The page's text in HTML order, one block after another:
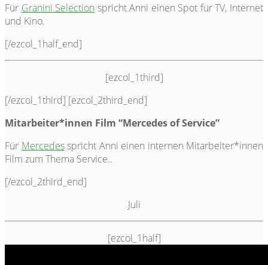
Für Granini Selection spricht Anni einen Spot für TV, Internet
und Kino.
[/ezcol_1half_end]
[ezcol_1third]
[/ezcol_1third] [ezcol_2third_end]
Mitarbeiter*innen Film “Mercedes of Service”
Für Mercedesspricht Anni einen internen Mitarbeiter*innen
Film zum Thema Service..
[/ezcol_2third_end]
Juli
[ezcol_1half]